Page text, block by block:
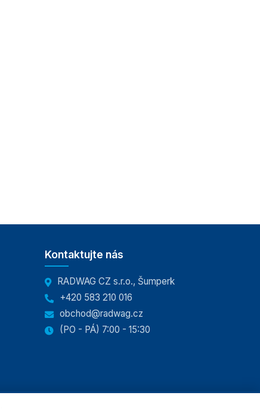
Kontaktujte nás
RADWAG CZ s.r.o., Šumperk
+420 583 210 016
obchod@radwag.cz
(PO - PÁ) 7:00 - 15:30